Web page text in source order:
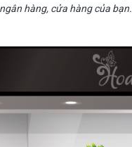
hàng, cửa hàng của bạn.